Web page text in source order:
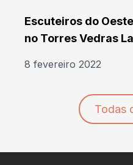
Escuteiros do
no Torres Vedras
8 fevereiro 2022
Todas